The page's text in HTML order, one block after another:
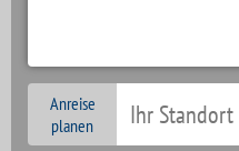
Anreise
planen